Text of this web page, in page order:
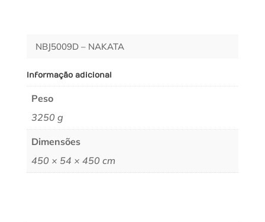
NBJ5009D – NAKATA
Informação adicional
Peso
3250 g
Dimensões
450 × 54 × 450 cm